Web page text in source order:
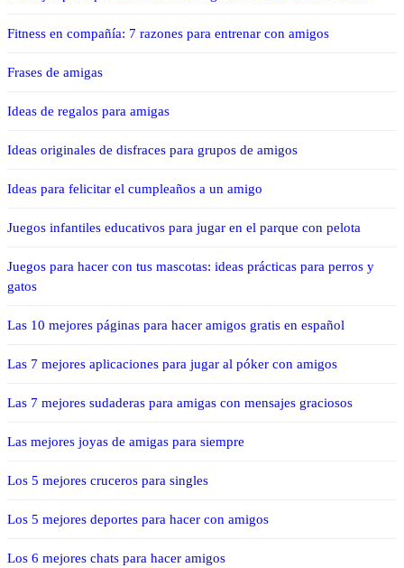
Fitness en compañía: 7 razones para entrenar con amigos
Frases de amigas
Ideas de regalos para amigas
Ideas originales de disfraces para grupos de amigos
Ideas para felicitar el cumpleaños a un amigo
Juegos infantiles educativos para jugar en el parque con pelota
Juegos para hacer con tus mascotas: ideas prácticas para perros y
gatos
Las 10 mejores páginas para hacer amigos gratis en español
Las 7 mejores aplicaciones para jugar al póker con amigos
Las 7 mejores sudaderas para amigas con mensajes graciosos
Las mejores joyas de amigas para siempre
Los 5 mejores cruceros para singles
Los 5 mejores deportes para hacer con amigos
Los 6 mejores chats para hacer amigos